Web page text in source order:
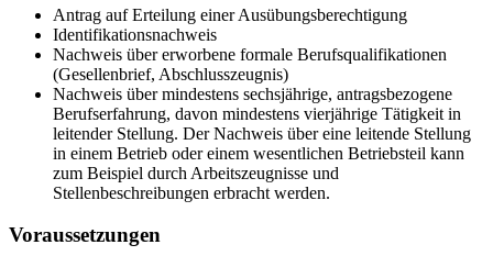
Antrag auf Erteilung einer Ausübungsberechtigung
Identifikationsnachweis
Nachweis über erworbene formale Berufsqualifikationen
(Gesellenbrief, Abschlusszeugnis)
Nachweis über mindestens sechsjährige, antragsbezogene
Berufserfahrung, davon mindestens vierjährige Tätigkeit in
leitender Stellung. Der Nachweis über eine leitende Stellung
in einem Betrieb oder einem wesentlichen Betriebsteil kann
zum Beispiel durch Arbeitszeugnisse und
Stellenbeschreibungen erbracht werden.
Voraussetzungen